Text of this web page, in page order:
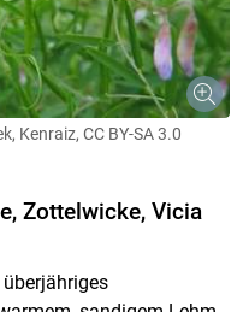
Kenraiz, CC BY-SA 3.0
Zottelwicke, Vicia